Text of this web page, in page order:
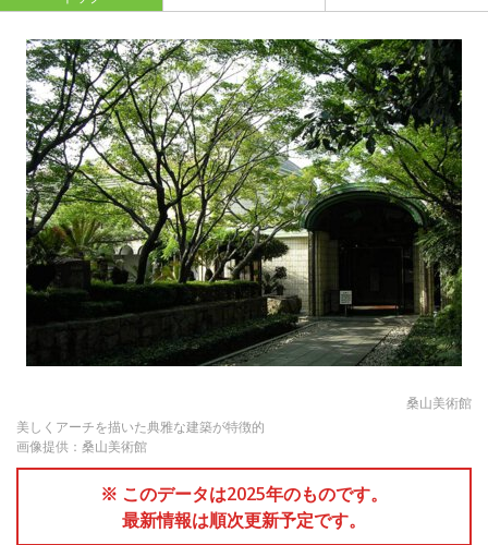
桑山美術館
美しくアーチを描いた典雅な建築が特徴的
画像提供：桑山美術館
※ このデータは2025年のものです。
最新情報は順次更新予定です。